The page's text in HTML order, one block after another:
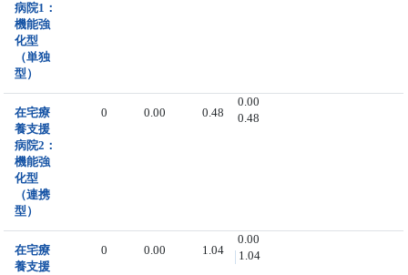
病院1：
機能強
化型
（単独
型）
在宅療
養支援
病院2：
機能強
化型
（連携
型）
0 0.00 0.48
0.00
0.48
在宅療
養支援
0 0.00 1.04
0.00
1.04